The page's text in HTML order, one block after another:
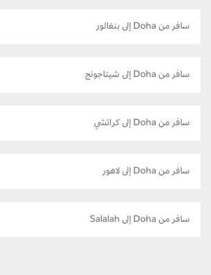
سافر من Doha إلى بنغالور
سافر من Doha إلى شيتاجونج
سافر من Doha إلى كراتشي
سافر من Doha إلى لاهور
سافر من Doha إلى Salalah